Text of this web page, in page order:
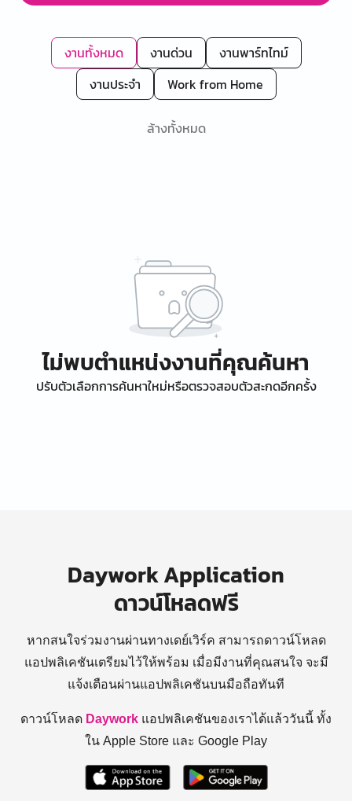
งานทั้งหมด งานด่วน
งานพาร์ทไทม์
งานประจำ
Work from Home
ล้างทั้งหมด
ไม่พบตำแหน่งงานที่คุณค้นหา
ปรับตัวเลือกการค้นหาใหม่หรือตรวจสอบตัวสะกดอีกครั้ง
Daywork Application
ดาวน์โหลดฟรี
หากสนใจร่วมงานผ่านทางเดย์เวิร์ค สามารถดาวน์โหลด
แอปพลิเคชันเตรียมไว้ให้พร้อม เมื่อมีงานที่คุณสนใจ จะมี
แจ้งเตือนผ่านแอปพลิเคชันบนมือถือทันที
ดาวน์โหลด Daywork แอปพลิเคชันของเราได้แล้ววันนี้ ทั้ง
ใน Apple Store และ Google Play